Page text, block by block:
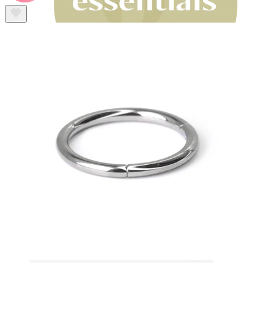
Bodymod Essentials
Kjøp 4, betal for 3